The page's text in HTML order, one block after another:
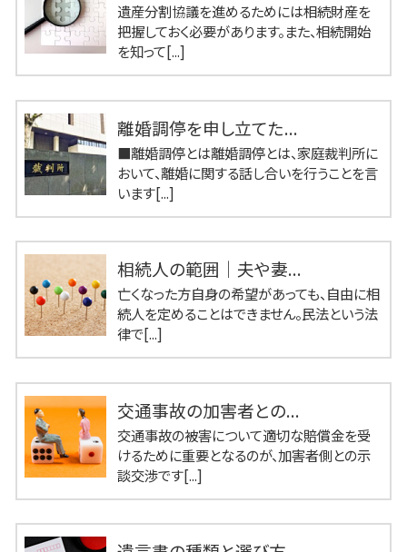
遺産分割協議を進めるためには相続財産を
把握しておく必要があります。また、相続開始
を知って[...]
離婚調停を申し立てた...
■離婚調停とは離婚調停とは、家庭裁判所に
おいて、離婚に関する話し合いを行うことを言
います[...]
相続人の範囲｜夫や妻...
亡くなった方自身の希望があっても、自由に相
続人を定めることはできません。民法という法
律で[...]
交通事故の加害者との...
交通事故の被害について適切な賠償金を受
けるために重要となるのが、加害者側との示
談交渉です[...]